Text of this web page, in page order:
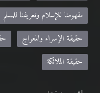
مفهومنا للإسلام وتعريفنا للمسلم
حقيقة الإسراء والمعراج
حقيقة الملائكة